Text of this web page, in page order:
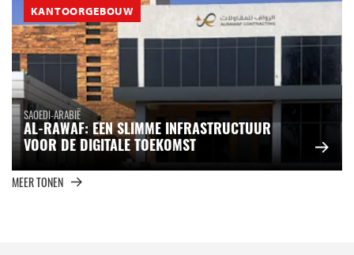
KANTOORGEBOUW
SAOEDI-ARABIË
AL-RAWAF: EEN SLIMME INFRASTRUCTUUR
VOOR DE DIGITALE TOEKOMST
MEER TONEN